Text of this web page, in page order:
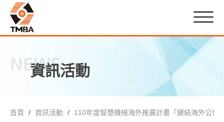
NEWS
資訊活動
首頁 資訊活動 110年度智慧機械海外推廣計畫「鏈結海外公協